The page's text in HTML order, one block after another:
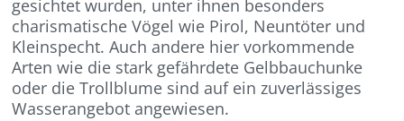
gesichtet wurden, unter ihnen besonders
charismatische Vögel wie Pirol, Neuntöter und
Kleinspecht. Auch andere hier vorkommende
Arten wie die stark gefährdete Gelbbauchunke
oder die Trollblume sind auf ein zuverlässiges
Wasserangebot angewiesen.